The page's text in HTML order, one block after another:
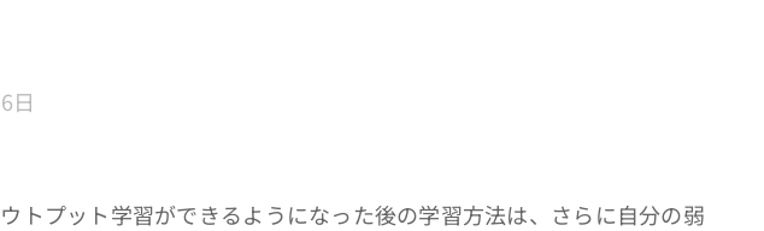
日
トプット学習ができるようになった後の学習方法は、さらに自分の弱